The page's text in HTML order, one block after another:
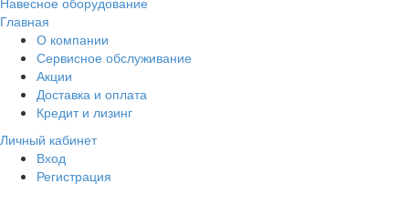
Главная
О компании
Сервисное обслуживание
Акции
Доставка и оплата
Кредит и лизинг
Личный кабинет
Вход
Регистрация